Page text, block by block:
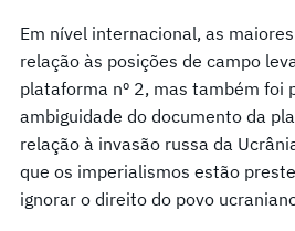
Em nível internacional, as
relação às posições de campo
plataforma nº 2, mas também foi
ambiguidade do documento da
relação à invasão russa da
que os imperialismos estão
ignorar o direito do povo